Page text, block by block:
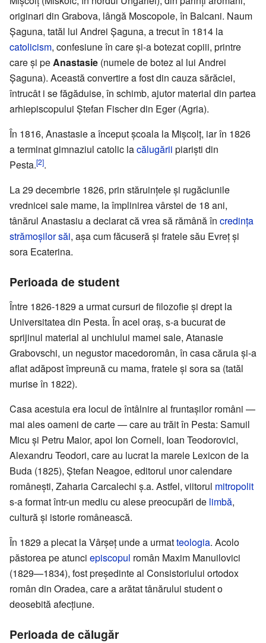
originari din Grabova, lângă Moscopole, în Balcani. Naum
Șaguna, tatăl lui Andrei Șaguna, a trecut în 1814 la
catolicism, confesiune în care și-a botezat copiii, printre
care și peAnastasie (numele de botez al lui Andrei
Șaguna). Această convertire a fost din cauza sărăciei,
întrucât i se făgăduise, în schimb, ajutor material din partea
arhiepiscopului Ștefan Fischer din Eger (Agria).
În 1816, Anastasie a început școala la Mișcolț, iar în 1826
a terminat gimnaziul catolic lacălugării piariști din
Pesta.[2].
La 29 decembrie 1826, prin stăruințele și rugăciunile
vrednicei sale mame, la împlinirea vârstei de 18 ani,
tânărul Anastasiu a declarat că vrea să rămână în credința
strămoșilor săi, așa cum făcuseră și fratele său Evreț și
sora Ecaterina.
Perioada de student
Între 1826-1829 a urmat cursuri de filozofie și drept la
Universitatea din Pesta. În acel oraș, s-a bucurat de
sprijinul material al unchiului mamei sale, Atanasie
Grabovschi, un negustor macedoromân, în casa căruia și-a
aflat adăpost împreună cu mama, fratele și sora sa (tatăl
murise în 1822).
Casa acestuia era locul de întâlnire al fruntașilor români —
mai ales oameni de carte — care au trăit în Pesta: Samuil
Micu și Petru Maior, apoi Ion Corneli, Ioan Teodorovici,
Alexandru Teodori, care au lucrat la marele Lexicon de la
Buda (1825), Ștefan Neagoe, editorul unor calendare
românești, Zaharia Carcalechi ș.a. Astfel, viitorul mitropolit
s-a format într-un mediu cu alese preocupări de limbă,
cultură și istorie românească.
În 1829 a plecat la Vârșeț unde a urmatteologia. Acolo
păstorea pe atunci episcopul român Maxim Manuilovici
(1829—1834), fost președinte al Consistoriului ortodox
român din Oradea, care a arătat tânărului student o
deosebită afecțiune.
Perioada de călugăr